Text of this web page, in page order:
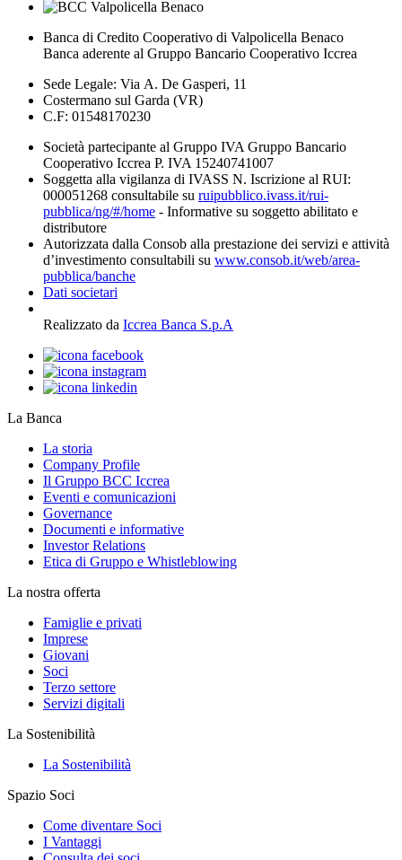
Banca di Credito Cooperativo di Valpolicella Benaco
Banca aderente al Gruppo Bancario Cooperativo Iccrea
Sede Legale: Via A. De Gasperi, 11
Costermano sul Garda (VR)
C.F: 01548170230
Società partecipante al Gruppo IVA Gruppo Bancario
Cooperativo Iccrea P. IVA 15240741007
Soggetta alla vigilanza di IVASS N. Iscrizione al RUI:
000051268 consultabile su ruipubblico.ivass.it/rui-
pubblica/ng/#/home - Informative su soggetto abilitato e
distributore
Autorizzata dalla Consob alla prestazione dei servizi e attività
d’investimento consultabili su www.consob.it/web/area-
pubblica/banche
Dati societari
Realizzato da Iccrea Banca S.p.A
La Banca
La storia
Company Profile
Il Gruppo BCC Iccrea
Eventi e comunicazioni
Governance
Documenti e informative
Investor Relations
Etica di Gruppo e Whistleblowing
La nostra offerta
Famiglie e privati
Imprese
Giovani
Soci
Terzo settore
Servizi digitali
La Sostenibilità
La Sostenibilità
Spazio Soci
Come diventare Soci
I Vantaggi